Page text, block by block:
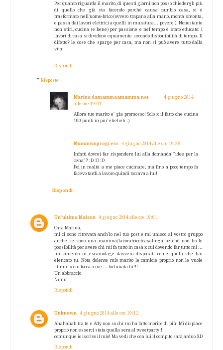
Per quanto riguarda il marito, di questi giorni non posso chiedergli più
di quello che già sta facendo perchè causa cambio casa, si è
trasformato nell'uomo-brico (ovvero trapano alla mano, monta smonta,
e passa dai lavori elettrici a quelli in muratura... povero!). Nonostante
non stiri, cucina (e bene) per passione e nel tempo è stato educato: i
lavori di casa si dividono equamente secondo disponibilità di tempo. Il
difetto? le cose che sparge per casa, ma non si può avere tutto dalla
vita!
Rispondi
Risposte
Marina damammaamamma.net
4 giugno 2014
alle ore 19:01
Allora tuo marito e' gia promosso! Solo x il fatto che cucina
100 punti in piu' eheheh :)
Mummyinprogress 4 giugno 2014 alle ore 19:38
Infatti dovrei far rispondere lui alla domanda "idee per la
cena"? :D :D :D
Poi in realtà a me piace cucinare, ma fino a poco tempo fa
facevo tardi a lavoro quindi toccava a lui!
Rispondi
Un’ultima Maison 4 giugno 2014 alle ore 19:01
Cara Marina,
mi ci sono ritrovata anch'io nel tuo post e mi unisco al vostro gruppo
anche se sono una mamma/lavoratrice/casalinga perché non ho le
possibilità per avere chi mi fa tutto in casa x cui dovendo far tutto mi ...
mi cimento in escamotage davvero disparati come quelli che hai
elencato tu. Nota dolente mio marito le camicie proprio non le vuole
stirare x cui tocca a me ... fortunata tu!!!
Un abbraccio
Nunù
Rispondi
Unknown 4 giugno 2014 alle ore 19:12
Ahahahah tra te e Ady non so chi mi ha fatto morire di più! Mi dispiace
proprio non esserci stata quella sera al tweetparty!!
comunque io iscrivo il mio! Ma vedi che con lui il compito sarà arduo XD
Rispondi